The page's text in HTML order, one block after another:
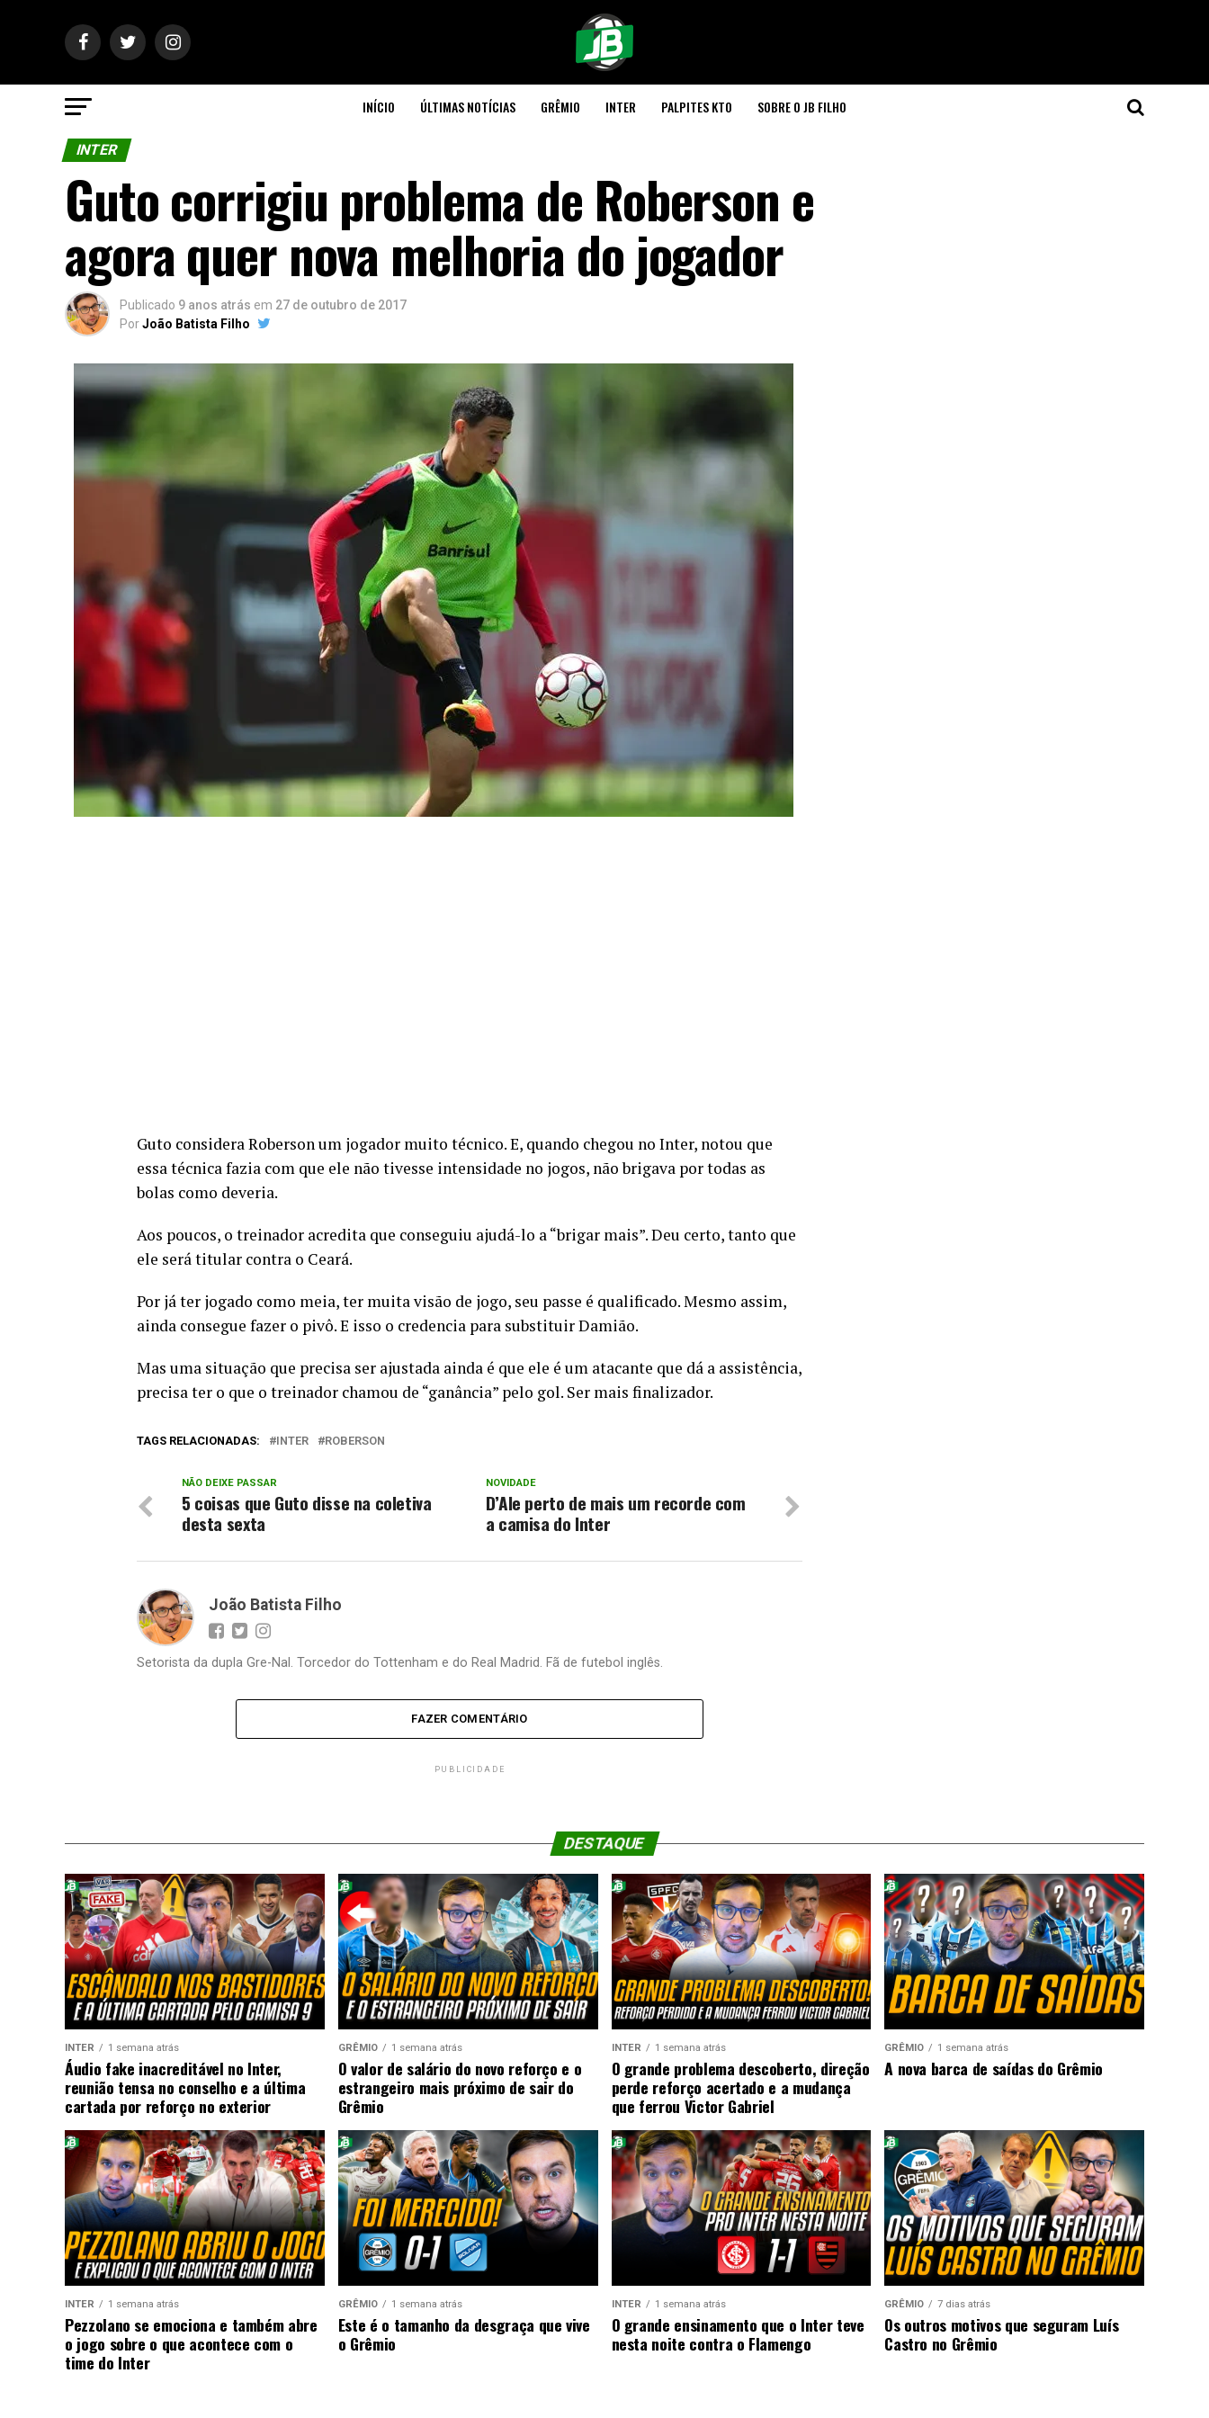
INÍCIO ÚLTIMAS NOTÍCIAS GRÊMIO INTER PALPITES KTO SOBRE O JB FILHO
INTER
Guto corrigiu problema de Roberson e
agora quer nova melhoria do jogador
Publicado 9 anos atrás em 27 de outubro de 2017
PorJoão Batista Filho
Guto considera Roberson um jogador muito técnico. E, quando chegou no Inter, notou que
essa técnica fazia com que ele não tivesse intensidade no jogos, não brigava por todas as
bolas como deveria.
Aos poucos, o treinador acredita que conseguiu ajudá-lo a “brigar mais”. Deu certo, tanto que
ele será titular contra o Ceará.
Por já ter jogado como meia, ter muita visão de jogo, seu passe é qualificado. Mesmo assim,
ainda consegue fazer o pivô. E isso o credencia para substituir Damião.
Mas uma situação que precisa ser ajustada ainda é que ele é um atacante que dá a assistência,
precisa ter o que o treinador chamou de “ganância” pelo gol. Ser mais finalizador.
TAGS RELACIONADAS: INTER ROBERSON
NOVIDADE
D’Ale perto de mais um recorde com
a camisa do Inter
NÃO DEIXE PASSAR
5 coisas que Guto disse na coletiva
desta sexta
João Batista Filho
Setorista da dupla Gre-Nal. Torcedor do Tottenham e do Real Madrid. Fã de futebol inglês.
FAZER COMENTÁRIO
PUBLICIDADE
DESTAQUE
INTER 1 semana atrás
Áudio fake inacreditável no Inter,
reunião tensa no conselho e a última
cartada por reforço no exterior
GRÊMIO 1 semana atrás
O valor de salário do novo reforço e o
estrangeiro mais próximo de sair do
Grêmio
INTER 1 semana atrás
O grande problema descoberto, direção
perde reforço acertado e a mudança
que ferrou Victor Gabriel
GRÊMIO 1 semana atrás
A nova barca de saídas do Grêmio
INTER 1 semana atrás
Pezzolano se emociona e também abre
o jogo sobre o que acontece com o
time do Inter
GRÊMIO 1 semana atrás
Este é o tamanho da desgraça que vive
o Grêmio
INTER 1 semana atrás
O grande ensinamento que o Inter teve
nesta noite contra o Flamengo
GRÊMIO 7 dias atrás
Os outros motivos que seguram Luís
Castro no Grêmio